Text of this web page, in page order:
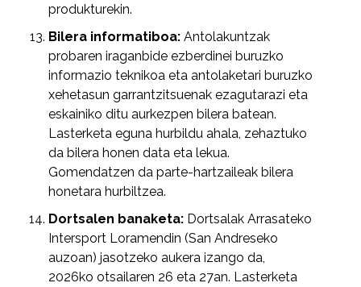
produkturekin.
Bilera informatiboa: Antolakuntzak
probaren iraganbide ezberdinei buruzko
informazio teknikoa eta antolaketari buruzko
xehetasun garrantzitsuenak ezagutarazi eta
eskainiko ditu aurkezpen bilera batean.
Lasterketa eguna hurbildu ahala, zehaztuko
da bilera honen data eta lekua.
Gomendatzen da parte-hartzaileak bilera
honetara hurbiltzea.
Dortsalen banaketa: Dortsalak Arrasateko
Intersport Loramendin (San Andreseko
auzoan) jasotzeko aukera izango da,
2026ko otsailaren 26 eta 27an. Lasterketa